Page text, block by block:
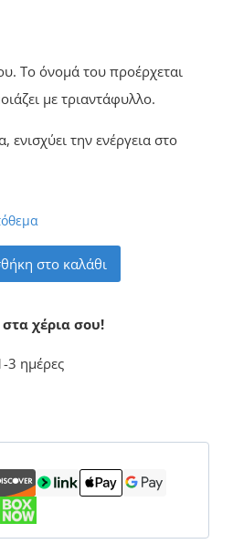
Το όνομά του προέρχεται
με τριαντάφυλλο.
ενισχύει την ενέργεια στο
στο καλάθι
χέρια σου!
3 ημέρες